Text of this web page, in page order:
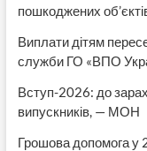
пошкоджених
Виплати дітям
служби ГО «ВПО
Вступ-2026: до
випускників, — МОН
Грошова допомога у